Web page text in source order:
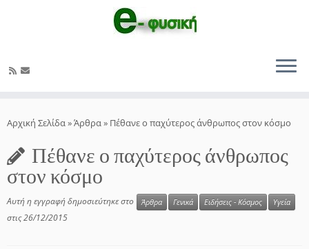
στο
Αρχική Σελίδα»Άρθρα» Πέθανε ο παχύτερος άνθρωπος στον κόσμο
Πέθανε ο παχύτερος άνθρωπος
στον κόσμο
Αυτή η εγγραφή δημοσιεύτηκε στο Άρθρα Γενικά Ειδήσεις - Κόσμος Υγεία
στις26/12/2015